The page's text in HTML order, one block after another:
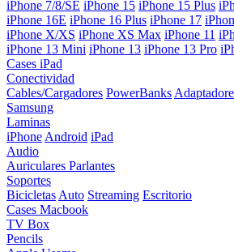
iPhone 7/8/SE iPhone 15 iPhone 15 Plus
iPhone 16E iPhone 16 Plus iPhone 17
iPhone X/XS iPhone XS Max iPhone 11
iPhone 13 Mini iPhone 13 iPhone 13 Pro
Cases iPad
Conectividad
Cables/Cargadores PowerBanks
Samsung
Laminas
iPhone Android iPad
Audio
Auriculares Parlantes
Soportes
Bicicletas Auto Streaming Escritorio
Cases Macbook
TV Box
Pencils